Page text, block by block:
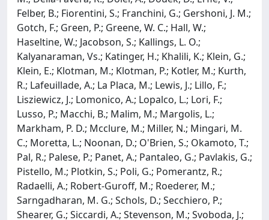
Felber, B.; Fiorentini, S.; Franchini, G.; Gershoni, J. M.;
Gotch, F.; Green, P.; Greene, W. C.; Hall, W.;
Haseltine, W.; Jacobson, S.; Kallings, L. O.;
Kalyanaraman, Vs.; Katinger, H.; Khalili, K.; Klein, G.;
Klein, E.; Klotman, M.; Klotman, P.; Kotler, M.; Kurth,
R.; Lafeuillade, A.; La Placa, M.; Lewis, J.; Lillo, F.;
Lisziewicz, J.; Lomonico, A.; Lopalco, L.; Lori, F.;
Lusso, P.; Macchi, B.; Malim, M.; Margolis, L.;
Markham, P. D.; Mcclure, M.; Miller, N.; Mingari, M.
C.; Moretta, L.; Noonan, D.; O'Brien, S.; Okamoto, T.;
Pal, R.; Palese, P.; Panet, A.; Pantaleo, G.; Pavlakis, G.;
Pistello, M.; Plotkin, S.; Poli, G.; Pomerantz, R.;
Radaelli, A.; Robert-Guroff, M.; Roederer, M.;
Sarngadharan, M. G.; Schols, D.; Secchiero, P.;
Shearer, G.; Siccardi, A.; Stevenson, M.; Svoboda, J.;